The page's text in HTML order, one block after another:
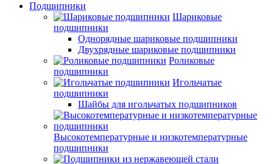
Подшипники
Шариковые
подшипники
Однорядные шариковые подшипники
Двухрядные шариковые подшипники
Роликовые
подшипники
Игольчатые
подшипники
Шайбы для игольчатых подшипников
Высокотемпературные и низкотемпературные
подшипники